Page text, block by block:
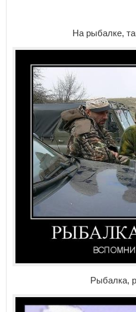
На рыбалке,
Рыбалка,